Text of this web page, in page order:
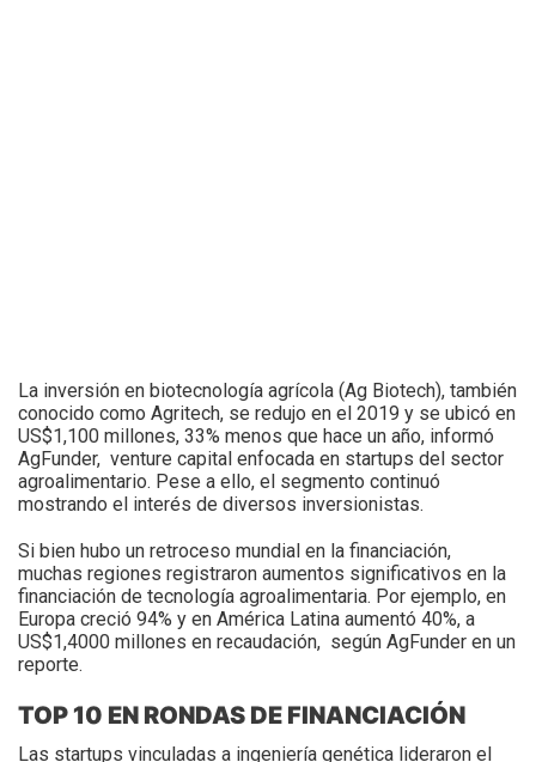
La inversión en biotecnología agrícola (Ag Biotech), también
conocido como Agritech, se redujo en el 2019 y se ubicó en
US$1,100 millones, 33% menos que hace un año, informó
AgFunder, venture capital enfocada en startups del sector
agroalimentario. Pese a ello, el segmento continuó
mostrando el interés de diversos inversionistas.
Si bien hubo un retroceso mundial en la financiación,
muchas regiones registraron aumentos significativos en la
financiación de tecnología agroalimentaria. Por ejemplo, en
Europa creció 94% y en América Latina aumentó 40%, a
US$1,4000 millones en recaudación, según AgFunder en un
reporte.
TOP 10 EN RONDAS DE FINANCIACIÓN
Las startups vinculadas a ingeniería genética lideraron el